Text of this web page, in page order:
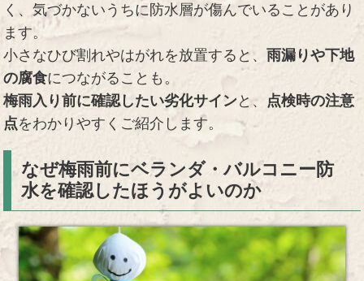
く、気づかないうちに防水層が傷んでいることがあり
ます。
小さなひび割れやはがれを放置すると、雨漏りや下地
の腐食につながることも。
梅雨入り前に確認したい劣化サインと、 点検時の注意
点をわかりやすくご紹介します。
なぜ梅雨前にベランダ・バルコニー防
水を確認したほうがよいのか